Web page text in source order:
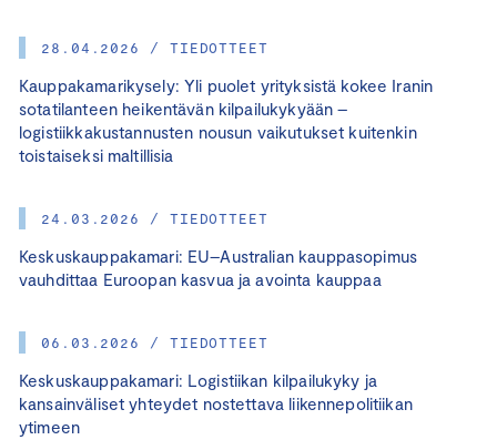
28.04.2026 / TIEDOTTEET
Kauppakamarikysely: Yli puolet yrityksistä kokee Iranin
sotatilanteen heikentävän kilpailukykyään –
logistiikkakustannusten nousun vaikutukset kuitenkin
toistaiseksi maltillisia
24.03.2026 / TIEDOTTEET
Keskuskauppakamari: EU–Australian kauppasopimus
vauhdittaa Euroopan kasvua ja avointa kauppaa
06.03.2026 / TIEDOTTEET
Keskuskauppakamari: Logistiikan kilpailukyky ja
kansainväliset yhteydet nostettava liikennepolitiikan
ytimeen